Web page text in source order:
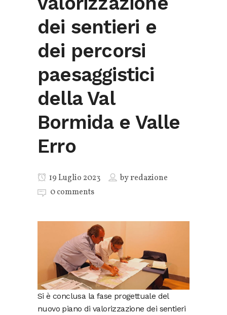
dei sentieri e
dei percorsi
paesaggistici
della Val
Bormida e Valle
Erro
19 Luglio 2023 byredazione
0 comments
Si è conclusa la fase progettuale del
nuovo piano di valorizzazione dei sentieri